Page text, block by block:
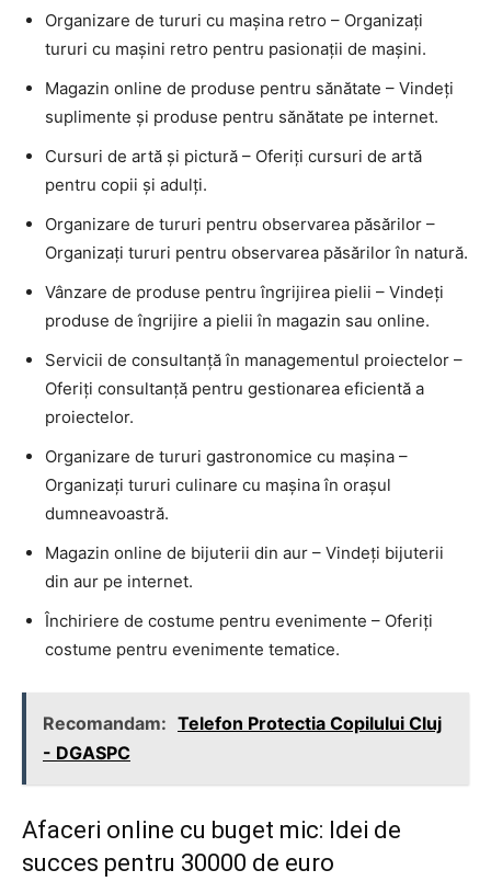
Organizare de tururi cu mașina retro – Organizați
tururi cu mașini retro pentru pasionații de mașini.
Magazin online de produse pentru sănătate – Vindeți
suplimente și produse pentru sănătate pe internet.
Cursuri de artă și pictură – Oferiți cursuri de artă
pentru copii și adulți.
Organizare de tururi pentru observarea păsărilor –
Organizați tururi pentru observarea păsărilor în natură.
Vânzare de produse pentru îngrijirea pielii – Vindeți
produse de îngrijire a pielii în magazin sau online.
Servicii de consultanță în managementul proiectelor –
Oferiți consultanță pentru gestionarea eficientă a
proiectelor.
Organizare de tururi gastronomice cu mașina –
Organizați tururi culinare cu mașina în orașul
dumneavoastră.
Magazin online de bijuterii din aur – Vindeți bijuterii
din aur pe internet.
Închiriere de costume pentru evenimente – Oferiți
costume pentru evenimente tematice.
Recomandam: Telefon Protectia Copilului Cluj
- DGASPC
Afaceri online cu buget mic: Idei de
succes pentru 30000 de euro